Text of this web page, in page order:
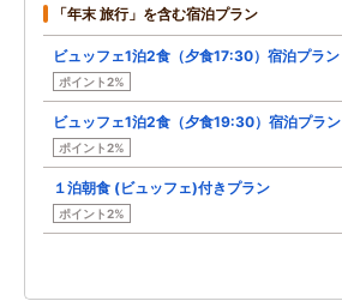
「年末 旅行」を含む宿泊プラン
ビュッフェ1泊2食（夕食17:30）宿泊プラン
ポイント2%
ビュッフェ1泊2食（夕食19:30）宿泊プラン
ポイント2%
１泊朝食 (ビュッフェ)付きプラン
ポイント2%